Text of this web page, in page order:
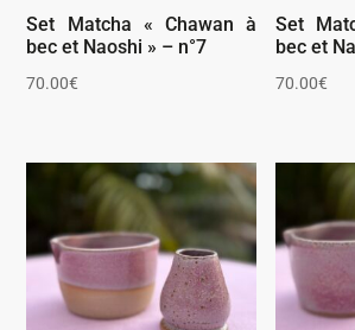
Set Matcha « Chawan à
bec et Naoshi » – n°7
70.00€
Set
bec et
70.00€